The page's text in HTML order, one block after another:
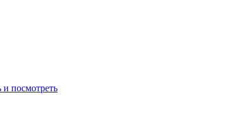
и посмотреть